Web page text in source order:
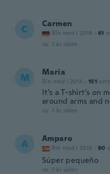
C Carmen
Ble med i 2018 · 61
ca. 7 år siden
M Maria
Ble med i 2014 · 151
It’s a T-shirt’s on
around arms and
ca. 7 år siden
A Amparo
Ble med i 2016 · 80
Súper pequeño
ca. 7 år siden